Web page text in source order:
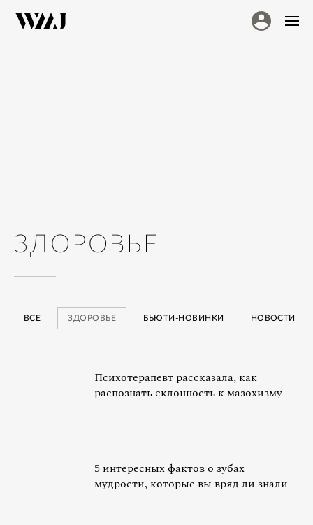
ЗДОРОВЬЕ
ВСЕ ЗДОРОВЬЕ БЬЮТИ-НОВИНКИ НОВОСТИ
Психотерапевт рассказала, как
распознать склонность к мазохизму
5 интересных фактов о зубах
мудрости, которые вы вряд ли знали